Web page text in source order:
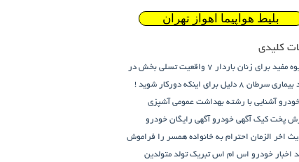
بلیط هواپیما اهواز تهران
کلیدی
7 واقعیت تسلی بخش در
بیماری سرطان 8 دلیل برای اینکه دورکار شوید !
آشنایی با رشته بهداشت عمومی آشپزی
پخت کیک آگهی خودرو آگهی رایگان خودرو
اخر الزمان احترام به خانواده همسر را فراموش
اخبار خودرو اس ام اس تبریک تولد متولدین